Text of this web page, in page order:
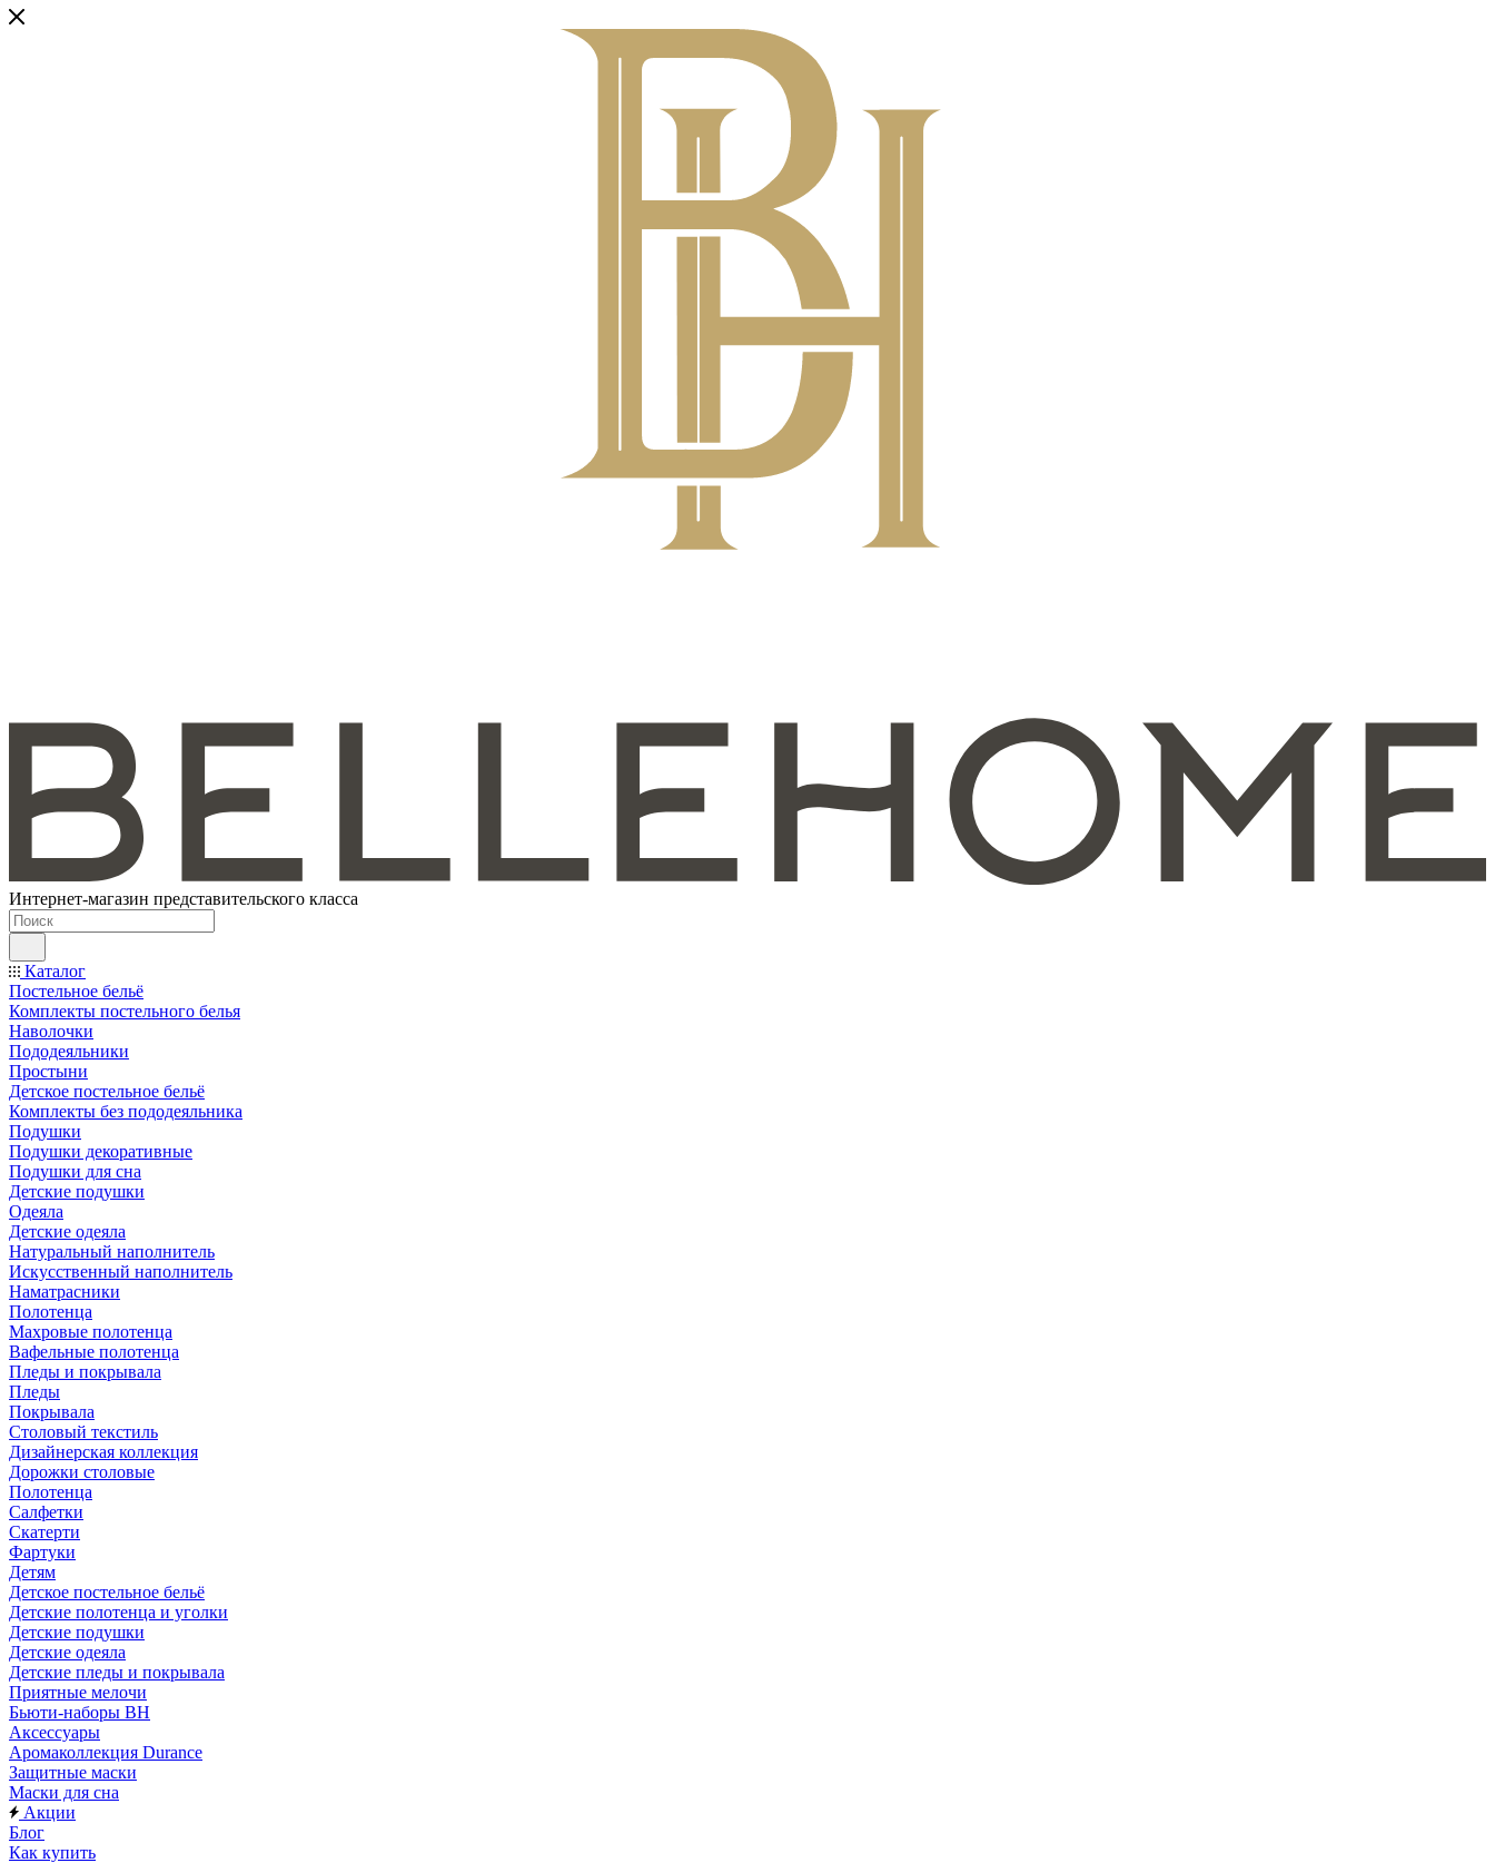
Интернет-магазин представительского класса
Каталог
Постельное бельё
Комплекты постельного белья
Наволочки
Пододеяльники
Простыни
Детское постельное бельё
Комплекты без пододеяльника
Подушки
Подушки декоративные
Подушки для сна
Детские подушки
Одеяла
Детские одеяла
Натуральный наполнитель
Искуcственный наполнитель
Наматрасники
Полотенца
Махровые полотенца
Вафельные полотенца
Пледы и покрывала
Пледы
Покрывала
Столовый текстиль
Дизайнерская коллекция
Дорожки столовые
Полотенца
Салфетки
Скатерти
Фартуки
Детям
Детское постельное бельё
Детские полотенца и уголки
Детские подушки
Детские одеяла
Детские пледы и покрывала
Приятные мелочи
Бьюти-наборы ВН
Аксессуары
Аромаколлекция Durance
Защитные маски
Маски для сна
Акции
Блог
Как купить